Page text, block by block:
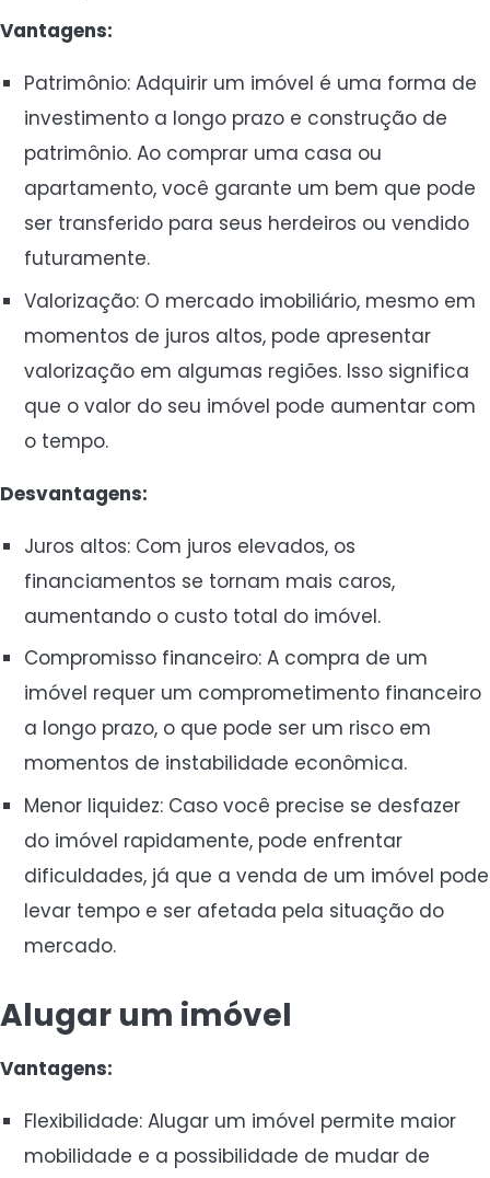
Vantagens:
Patrimônio: Adquirir um imóvel é uma forma de
investimento a longo prazo e construção de
patrimônio. Ao comprar uma casa ou
apartamento, você garante um bem que pode
ser transferido para seus herdeiros ou vendido
futuramente.
Valorização: O mercado imobiliário, mesmo em
momentos de juros altos, pode apresentar
valorização em algumas regiões. Isso significa
que o valor do seu imóvel pode aumentar com
o tempo.
Desvantagens:
Juros altos: Com juros elevados, os
financiamentos se tornam mais caros,
aumentando o custo total do imóvel.
Compromisso financeiro: A compra de um
imóvel requer um comprometimento financeiro
a longo prazo, o que pode ser um risco em
momentos de instabilidade econômica.
Menor liquidez: Caso você precise se desfazer
do imóvel rapidamente, pode enfrentar
dificuldades, já que a venda de um imóvel pode
levar tempo e ser afetada pela situação do
mercado.
Alugar um imóvel
Vantagens:
Flexibilidade: Alugar um imóvel permite maior
mobilidade e a possibilidade de mudar de